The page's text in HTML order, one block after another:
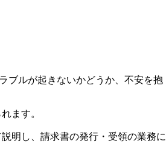
ブルが起きないかどうか、不安を抱
ます。
明し、請求書の発行・受領の業務に